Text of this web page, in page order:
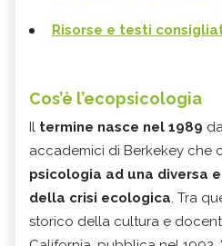
Risorse e testi
Cos’è l’ecopsicologia
Il termine nasce nel 1989
accademici di Berkekey che
psicologia ad una diversa
della crisi ecologica. Tra
storico della cultura e